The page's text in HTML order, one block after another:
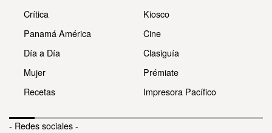
Crítica
Panamá América
Día a Día
Mujer
Recetas
Kiosco
Cine
Clasiguía
Prémiate
Impresora Pacífico
- Redes sociales -